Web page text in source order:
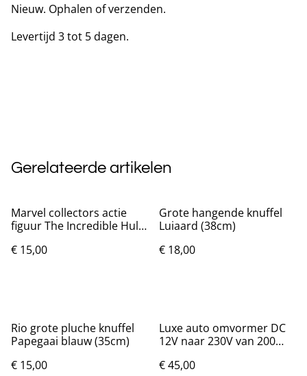
Nieuw. Ophalen of verzenden.
Levertijd 3 tot 5 dagen.
Gerelateerde artikelen
Marvel collectors actie
figuur The Incredible Hulk
€ 15,00
Grote hangende knuffel
Luiaard (38cm)
€ 18,00
Rio grote pluche knuffel
Papegaai blauw (35cm)
€ 15,00
Luxe auto omvormer DC
12V naar 230V van 200
€ 45,00